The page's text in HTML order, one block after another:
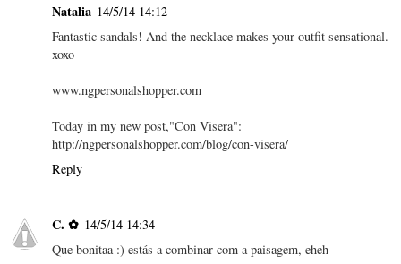
Natalia 14/5/14 14:12
Fantastic sandals! And the necklace makes your outfit sensational.
xoxo
www.ngpersonalshopper.com
Today in my new post,"Con Visera":
http://ngpersonalshopper.com/blog/con-visera/
Reply
C. ✿ 14/5/14 14:34
Que bonitaa :) estás a combinar com a paisagem, eheh